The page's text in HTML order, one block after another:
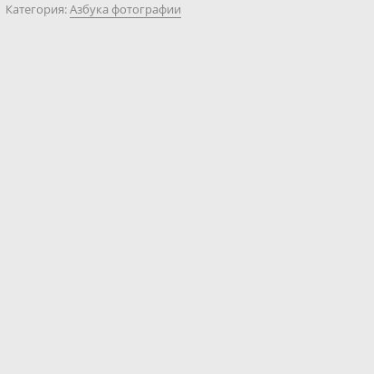
Категория:Азбука фотографии